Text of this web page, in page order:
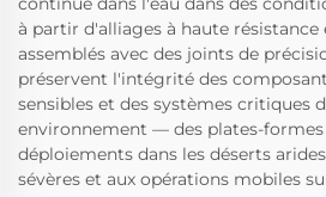
à partir d'alliages à haute
assemblés avec des joints de
préservent l'intégrité des
sensibles et des systèmes critiques
environnement — des plates-
déploiements dans les déserts
sévères et aux opérations mobiles